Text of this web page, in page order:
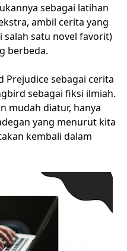
sebagai latihan
ambil cerita yang
salah satu novel favorit)
berbeda.
Prejudice sebagai cerita
sebagai fiksi ilmiah.
mudah diatur, hanya
yang menurut kita
kembali dalam